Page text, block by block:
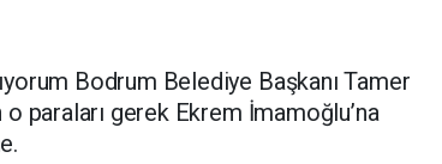
Bodrum Belediye Başkanı Tamer
paraları gerek Ekrem İmamoğlu’na